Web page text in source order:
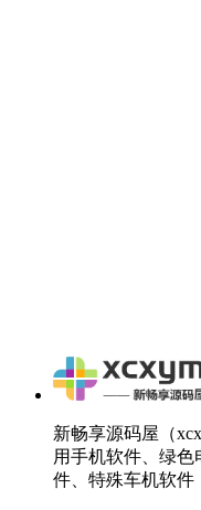
新畅享源码屋（
用手机软件、绿
件、特殊车机软件